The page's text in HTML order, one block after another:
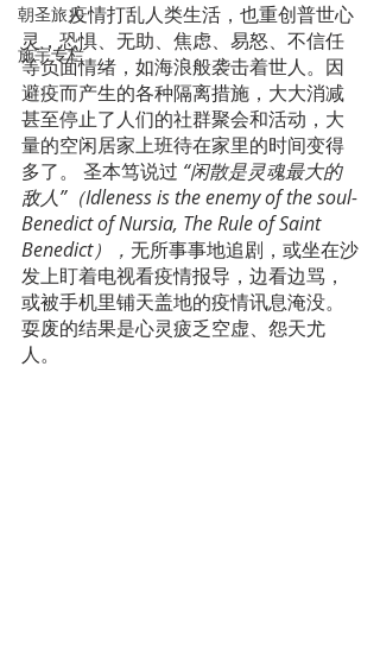
朝圣旅人
施宇专栏
  	疫情打乱人类生活，也重创普世心
灵，恐惧、无助、焦虑、易怒、不信任
等负面情绪，如海浪般袭击着世人。因
避疫而产生的各种隔离措施，大大消减
甚至停止了人们的社群聚会和活动，大
量的空闲居家上班待在家里的时间变得
多了。 圣本笃说过 “闲散是灵魂最大的
敌人”（Idleness is the enemy of the soul-
Benedict of Nursia, The Rule of Saint
Benedict）， 无所事事地追剧，或坐在沙
发上盯着电视看疫情报导，边看边骂，
或被手机里铺天盖地的疫情讯息淹没。
耍废的结果是心灵疲乏空虚、怨天尤
人。